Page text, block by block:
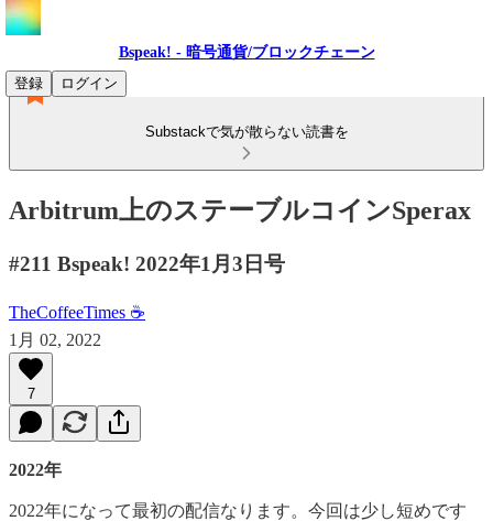
Bspeak! - 暗号通貨/ブロックチェーン
登録
ログイン
Substackで気が散らない読書を
Arbitrum上のステーブルコインSperax
#211 Bspeak! 2022年1月3日号
TheCoffeeTimes ☕
1月 02, 2022
7
2022年
2022年になって最初の配信なります。今回は少し短めです